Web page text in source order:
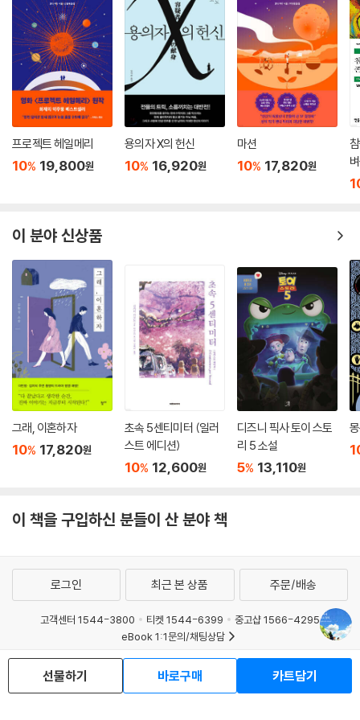
프로젝트 헤일메리
10% 19,800원
용의자 X의 헌신
10% 16,920원
마션
10% 17,820원
이 분야 신상품
그래, 이혼하자
10% 17,820원
초속 5센티미터 (일러
스트 에디션)
10% 12,600원
디즈니 픽사 토이 스토
리 5 소설
5% 13,110원
이 책을 구입하신 분들이 산 분야 책
선물하기 바로구매 카트담기
로그인 최근 본 상품 주문/배송
고객센터 1544-3800 티켓 1544-6399
중고샵 1566-4295
eBook 1:1문의/채팅상담
예스이십사(주) 사업자 정보
이용약관
개인정보처리방침
청소년보호정책